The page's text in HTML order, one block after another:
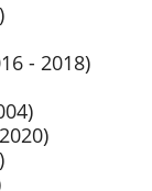
- 2018)